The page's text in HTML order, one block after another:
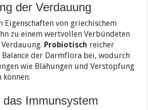
der Verdauung
Eigenschaften von griechischem
zu einem wertvollen Verbündeten
Probiotisch reicher
der Darmflora bei, wodurch
wie Blähungen und Verstopfung
das Immunsystem